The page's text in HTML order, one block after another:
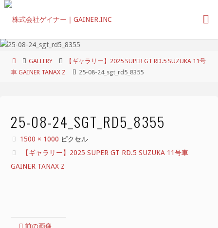
コ
ン
ホ
ー
GALLERY
【ギャラリー】2025 SUPER GT RD.5 SUZUKA 11号
車 GAINER TANAX Z
25-08-24_sgt_rd5_8355
25-08-24_SGT_RD5_8355
フ
ル
サ
1500 × 1000 ピクセル
【ギャラリー】2025 SUPER GT RD.5 SUZUKA 11号車
GAINER TANAX Z
前の画像